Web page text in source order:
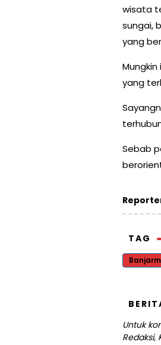
wisata
sungai,
yang
yang
Sebab
TAG
Untuk
Redaksi,